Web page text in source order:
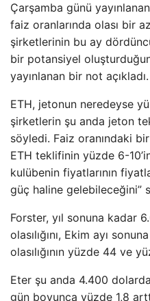
Çarşamba günü
faiz oranlarında olası bir
şirketlerinin bu ay
bir potansiyel
yayınlanan bir not açıkladı.
ETH, jetonun neredeyse
şirketlerin şu anda jeton
söyledi. Faiz oranındaki
ETH teklifinin yüzde 6-
kulübenin fiyatlarının
güç haline gelebileceğini”
Forster, yıl sonuna kadar
olasılığını, Ekim ayı
olasılığının yüzde 44 ve
Eter şu anda 4.400
gün boyunca yüzde 1,8